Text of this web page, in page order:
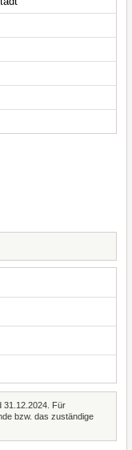
31.12.2024. Für
bzw. das zuständige